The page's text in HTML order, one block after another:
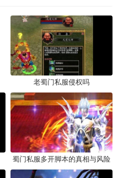
老蜀门私服侵权吗
蜀门私服多开脚本的真相与风险